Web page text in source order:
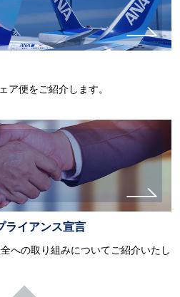
ア便をご紹介します。
ライアンス宣言
への取り組みについてご紹介いたし